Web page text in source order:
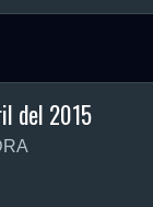
del 2015